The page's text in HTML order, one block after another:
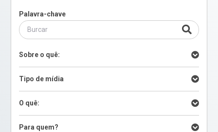
Palavra-chave
Sobre o quê:
Tipo de mídia
O quê:
Para quem?